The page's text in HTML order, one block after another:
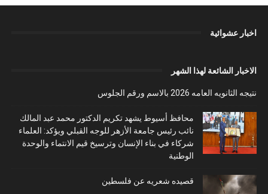
اخبار عشوائية
الاخبار الشائعة لهذا الشهر
نتيجه الثانويه العامه 2026 بالاسم ورقم الجلوس
محافظ أسيوط يشهد تكريم الدكتور محمد عبد المالك
نائب رئيس جامعة الأزهر للوجه القبلي ويؤكد: العلماء
شركاء في بناء الإنسان وترسيخ قيم الانتماء والوحدة
الوطنية
قصيده شعريه عن فلسطين